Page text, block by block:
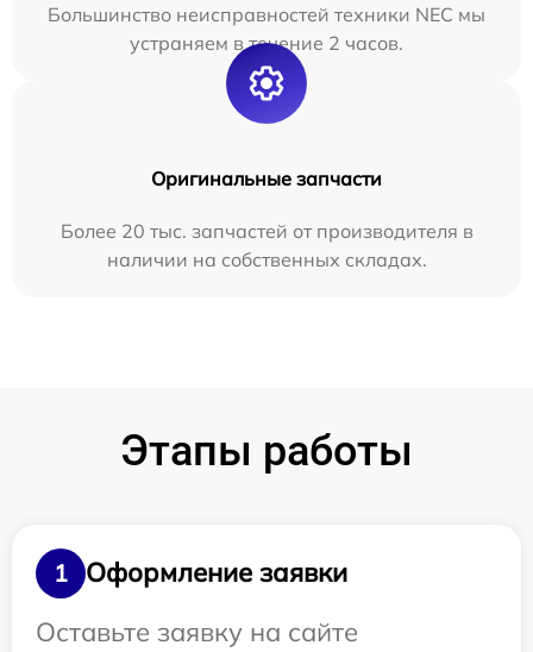
Большинство неисправностей техники NEC мы
устраняем в течение 2 часов.
Оригинальные запчасти
Более 20 тыс. запчастей от производителя в
наличии на собственных складах.
Этапы работы
1
Оформление заявки
Оставьте заявку на сайте